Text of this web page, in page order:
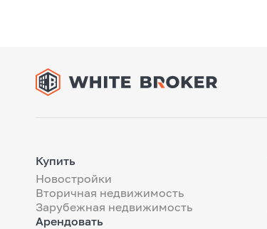
Купить
Новостройки
Вторичная недвижимость
Зарубежная недвижимость
Арендовать